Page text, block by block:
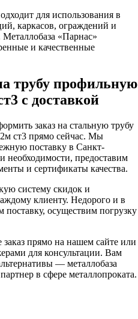
для использования в
каркасов, ограждений и
«Парнас»
и качественные
трубу профильную
с доставкой
заказ на стальную трубу
ст3 прямо сейчас. Мы
поставку в Санкт-
необходимости, предоставим
и сертификаты качества.
систему скидок и
клиенту. Недорого и в
осуществим погрузку
заказ прямо на нашем сайте или
для консультации. Вам
— металлобаза
в сфере металлопроката.